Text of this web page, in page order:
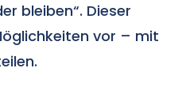
bleiben“. Dieser
vor – mit